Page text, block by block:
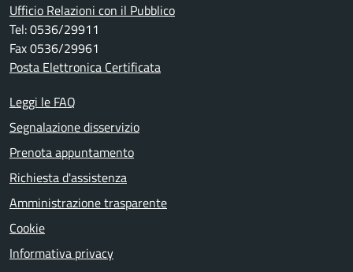
Ufficio Relazioni con il Pubblico
Tel: 0536/29911
Fax 0536/29961
Posta Elettronica Certificata
Leggi le FAQ
Segnalazione disservizio
Prenota appuntamento
Richiesta d'assistenza
Amministrazione trasparente
Cookie
Informativa privacy